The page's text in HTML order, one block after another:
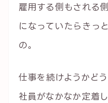
雇用する側もされる
になっていたらきっ
の。
仕事を続けようかど
社員がなかなか定着